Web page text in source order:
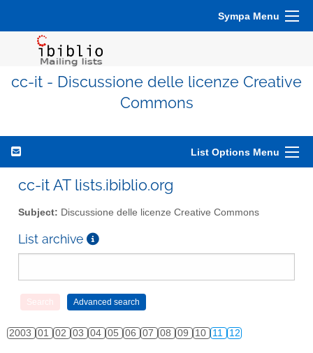
Sympa Menu
cc-it - Discussione delle licenze Creative
Commons
List Options Menu
cc-it AT lists.ibiblio.org
Subject: Discussione delle licenze Creative Commons
List archive
2003 01 02 03 04 05 06 07 08 09 10 11 12